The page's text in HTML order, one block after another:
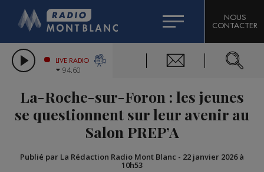
LES CHRONIQUES DE L'EXPERT
CITIZEN MACHINERY
GRAND MASSIF DOMAINES SKIABLES
BIGARD
COMPAGNIE DU MONT-BLANC
NOUS
CONTACTER
LIVE RADIO
94.60
La-Roche-sur-Foron : les jeunes
se questionnent sur leur avenir au
Salon PREP’A
Publié par La Rédaction Radio Mont Blanc - 22 janvier 2026 à
10h53